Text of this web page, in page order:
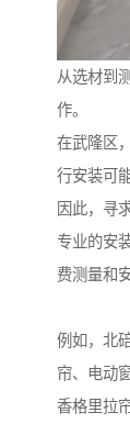
从选材到
作。
在武隆区
行安装可
因此，寻
专业的安
费测量和
例如，北
帘、电动
香格里拉